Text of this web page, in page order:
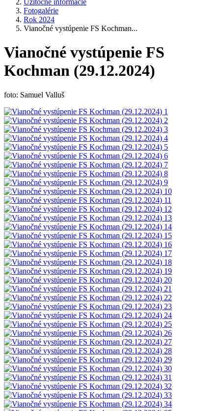
Užitočné informácie
Fotogalérie
Rok 2024
Vianočné vystúpenie FS Kochman...
Vianočné vystúpenie FS
Kochman (29.12.2024)
foto: Samuel Valluš